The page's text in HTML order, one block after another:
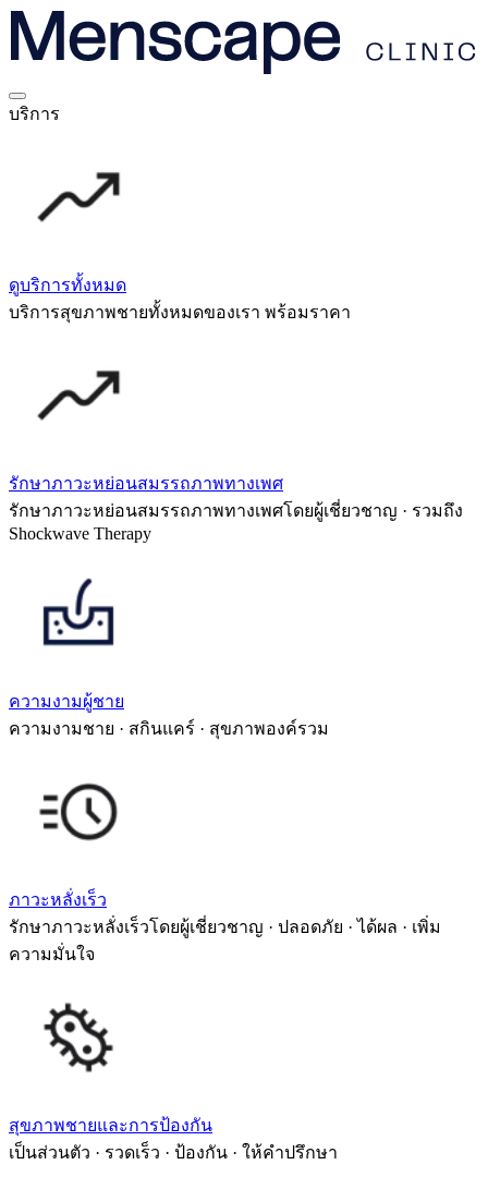
บริการ
ดูบริการทั้งหมด
บริการสุขภาพชายทั้งหมดของเรา พร้อมราคา
รักษาภาวะหย่อนสมรรถภาพทางเพศ
รักษาภาวะหย่อนสมรรถภาพทางเพศโดยผู้เชี่ยวชาญ · รวมถึง
Shockwave Therapy
ความงามผู้ชาย
ความงามชาย · สกินแคร์ · สุขภาพองค์รวม
ภาวะหลั่งเร็ว
รักษาภาวะหลั่งเร็วโดยผู้เชี่ยวชาญ · ปลอดภัย · ได้ผล · เพิ่ม
ความมั่นใจ
สุขภาพชายและการป้องกัน
เป็นส่วนตัว · รวดเร็ว · ป้องกัน · ให้คำปรึกษา